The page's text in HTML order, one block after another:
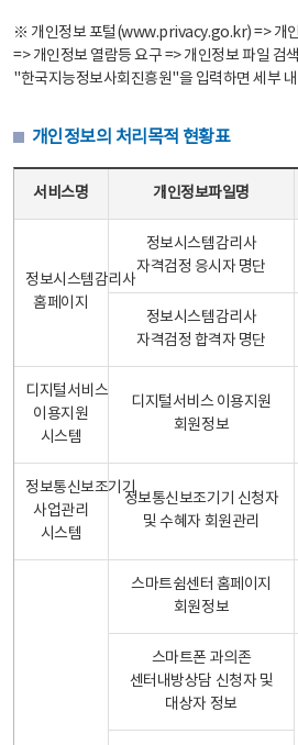
※ 개인정보 포털(www.privacy.go.kr) => 개
=> 개인정보 열람등 요구 => 개인정보 파일 검
"한국지능정보사회진흥원"을 입력하면 세부
개인정보의 처리목적 현황표
서비스명 개인정보파일명
정보시스템감리사
홈페이지
정보시스템감리사
자격검정 응시자 명단
정보시스템감리사
자격검정 합격자 명단
디지털서비스
이용지원
시스템
디지털서비스 이용지원
회원정보
정보통신보조기기
사업관리
시스템
정보통신보조기기 신청자
및 수혜자 회원관리
스마트쉼센터 홈페이지
회원정보
스마트폰 과의존
센터내방상담 신청자 및
대상자 정보